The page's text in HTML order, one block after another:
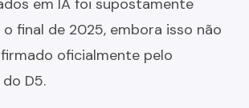
em IA foi supostamente
final de 2025, embora isso não
oficialmente pelo
D5.